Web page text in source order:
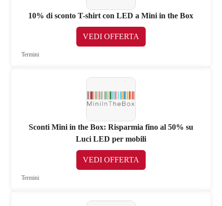
10% di sconto T-shirt con LED a Mini in the Box
VEDI OFFERTA
Termini
Sconti Mini in the Box: Risparmia fino al 50% su
Luci LED per mobili
VEDI OFFERTA
Termini